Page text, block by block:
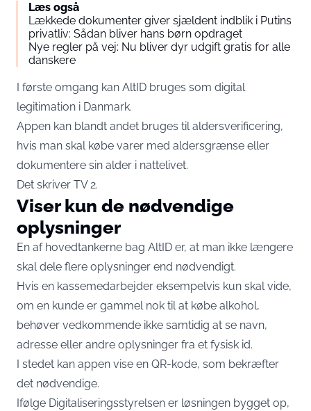
Læs også
Lækkede dokumenter giver sjældent indblik i Putins
privatliv: Sådan bliver hans børn opdraget
Nye regler på vej: Nu bliver dyr udgift gratis for alle
danskere
I første omgang kan AltID bruges som digital
legitimation i Danmark.
Appen kan blandt andet bruges til aldersverificering,
hvis man skal købe varer med aldersgrænse eller
dokumentere sin alder i nattelivet.
Det skriver TV 2.
Viser kun de nødvendige
oplysninger
En af hovedtankerne bag AltID er, at man ikke længere
skal dele flere oplysninger end nødvendigt.
Hvis en kassemedarbejder eksempelvis kun skal vide,
om en kunde er gammel nok til at købe alkohol,
behøver vedkommende ikke samtidig at se navn,
adresse eller andre oplysninger fra et fysisk id.
I stedet kan appen vise en QR-kode, som bekræfter
det nødvendige.
Ifølge Digitaliseringsstyrelsen er løsningen bygget op,